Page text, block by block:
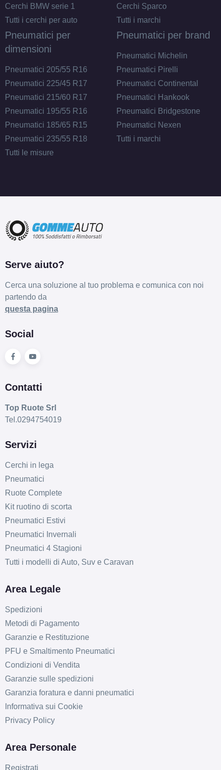
Cerchi BMW serie 1
Tutti i cerchi per auto
Cerchi Sparco
Tutti i marchi
Pneumatici per
dimensioni
Pneumatici 205/55 R16
Pneumatici 225/45 R17
Pneumatici 215/60 R17
Pneumatici 195/55 R16
Pneumatici 185/65 R15
Pneumatici 235/55 R18
Tutti le misure
Pneumatici per brand
Pneumatici Michelin
Pneumatici Pirelli
Pneumatici Continental
Pneumatici Hankook
Pneumatici Bridgestone
Pneumatici Nexen
Tutti i marchi
Serve aiuto?
Cerca una soluzione al tuo problema e comunica con noi
partendo da
questa pagina
Social
Contatti
Top Ruote Srl
Tel.0294754019
Servizi
Cerchi in lega
Pneumatici
Ruote Complete
Kit ruotino di scorta
Pneumatici Estivi
Pneumatici Invernali
Pneumatici 4 Stagioni
Tutti i modelli di Auto, Suv e Caravan
Area Legale
Spedizioni
Metodi di Pagamento
Garanzie e Restituzione
PFU e Smaltimento Pneumatici
Condizioni di Vendita
Garanzie sulle spedizioni
Garanzia foratura e danni pneumatici
Informativa sui Cookie
Privacy Policy
Area Personale
Registrati